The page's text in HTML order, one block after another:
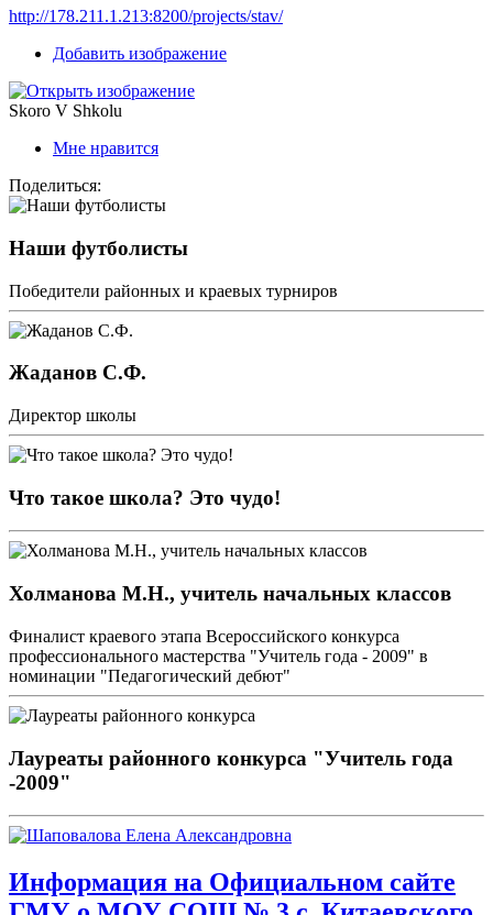
http://178.211.1.213:8200/projects/stav/
Добавить изображение
Skoro V Shkolu
Мне нравится
Поделиться:
Наши футболисты
Победители районных и краевых турниров
Жаданов С.Ф.
Директор школы
Что такое школа? Это чудо!
Холманова М.Н., учитель начальных классов
Финалист краевого этапа Всероссийского конкурса
профессионального мастерства "Учитель года - 2009" в
номинации "Педагогический дебют"
Лауреаты районного конкурса "Учитель года
-2009"
Информация на Официальном сайте